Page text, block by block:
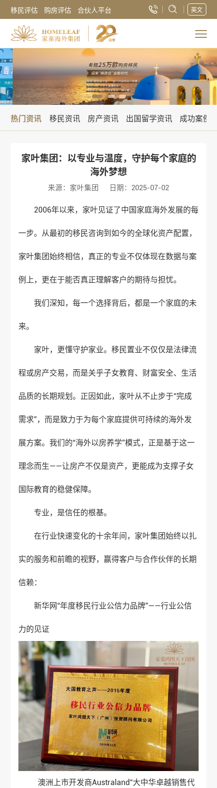
移民评估 购房评估 合伙人平台 英文
热门资讯 移民资讯 房产资讯 出国留学资讯 成功案例
家叶集团：以专业与温度，守护每个家庭的
海外梦想
来源：家叶集团 日期：2025-07-02
2006年以来，家叶见证了中国家庭海外发展的每
一步。从最初的移民咨询到如今的全球化资产配置，
家叶集团始终相信，真正的专业不仅体现在数据与案
例上，更在于能否真正理解客户的期待与担忧。
我们深知，每一个选择背后，都是一个家庭的未
来。
家叶，更懂守护家业。移民置业不仅仅是法律流
程或房产交易，而是关乎子女教育、财富安全、生活
品质的长期规划。正因如此，家叶从不止步于“完成
需求”，而是致力于为每个家庭提供可持续的海外发
展方案。我们的“海外以房养学”模式，正是基于这一
理念而生——让房产不仅是资产，更能成为支撑子女
国际教育的稳健保障。
专业，是信任的根基。
在行业快速变化的十余年间，家叶集团始终以扎
实的服务和前瞻的视野，赢得客户与合作伙伴的长期
信赖：
新华网“年度移民行业公信力品牌”——行业公信
力的见证
澳洲上市开发商Australand“大中华卓越销售代